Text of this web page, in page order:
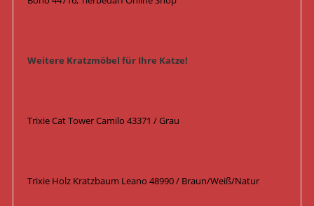
Weitere Kratzmöbel für Ihre Katze!
Trixie Cat Tower Camilo 43371 / Grau
Trixie Holz Kratzbaum Leano 48990 / Braun/Weiß/Natur